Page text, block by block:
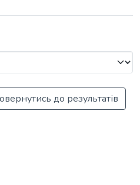
до результатів